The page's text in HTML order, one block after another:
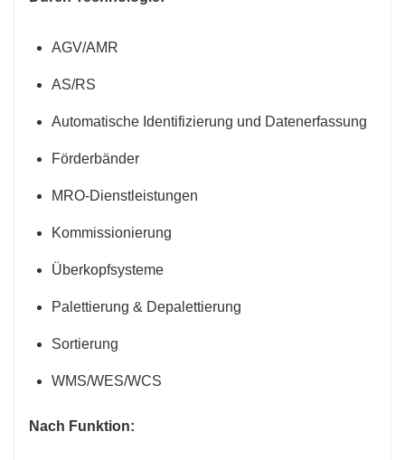
AGV/AMR
AS/RS
Automatische Identifizierung und Datenerfassung
Förderbänder
MRO-Dienstleistungen
Kommissionierung
Überkopfsysteme
Palettierung & Depalettierung
Sortierung
WMS/WES/WCS
Nach Funktion: